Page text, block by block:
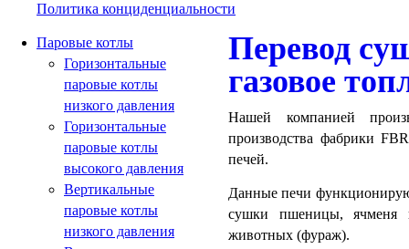
Политика конциденциальности
Перевод
газовое
Нашей компанией
производства фабрики
печей.
Данные печи
сушки пшеницы, ячменя и
животных (фураж).
Паровые котлы
Горизонтальные
паровые котлы
низкого давления
Горизонтальные
паровые котлы
высокого давления
Вертикальные
паровые котлы
низкого давления